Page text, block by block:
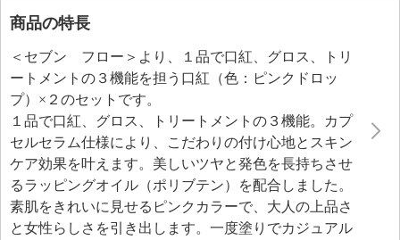
商品の特長
＜セブン フロー＞より、１品で口紅、グロス、トリ
ートメントの３機能を担う口紅（色：ピンクドロッ
プ）×２のセットです。
１品で口紅、グロス、トリートメントの３機能。カプ
セルセラム仕様により、こだわりの付け心地とスキン
ケア効果を叶えます。美しいツヤと発色を長持ちさせ
るラッピングオイル（ポリブテン）を配合しました。
素肌をきれいに見せるピンクカラーで、大人の上品さ
と女性らしさを引き出します。一度塗りでカジュアル